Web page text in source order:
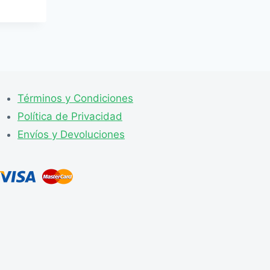
Términos y Condiciones
Política de Privacidad
Envíos y Devoluciones